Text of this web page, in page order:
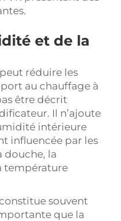
et de la
réduire les
au chauffage à
être décrit
Il n’ajoute
intérieure
influencée par les
douche, la
température
souvent
que la